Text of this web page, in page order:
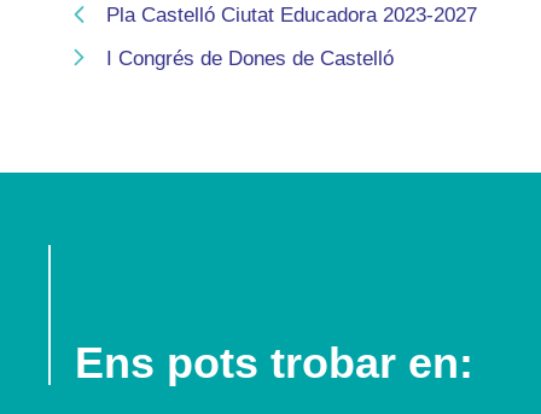
Pla Castelló Ciutat Educadora 2023-2027
I Congrés de Dones de Castelló
Ens pots trobar en: